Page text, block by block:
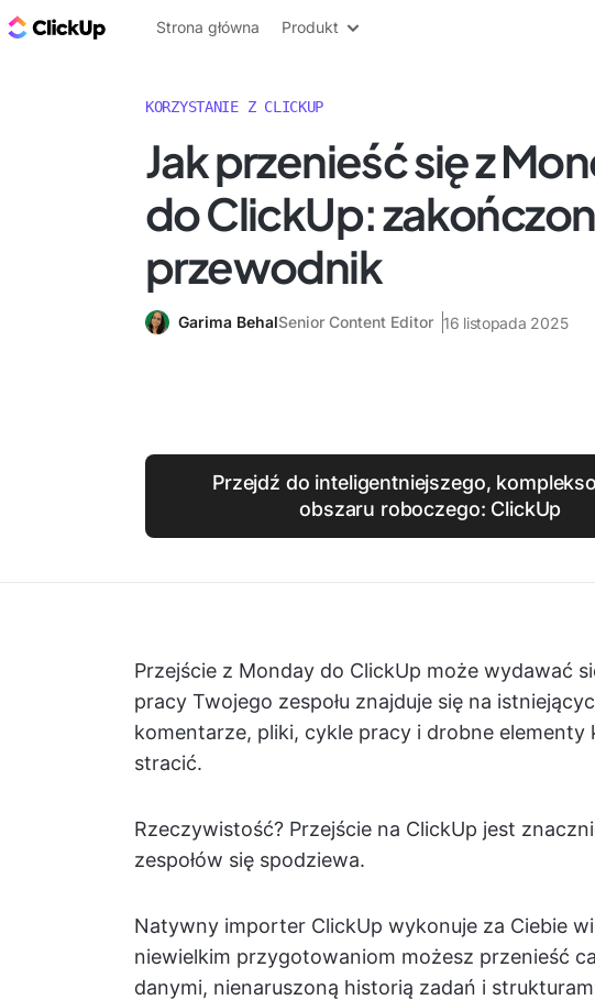
ClickUp Blog
Strona główna Produkt
KORZYSTANIE Z CLICKUP
Jak przenieść się z
do ClickUp:
przewodnik
Garima BehalSenior Content Editor 16 listopada 2025
Przejdź do inteligentniejszego,
obszaru roboczego: ClickUp
Przejście z Monday do ClickUp może wydawać
pracy Twojego zespołu znajduje się na
komentarze, pliki, cykle pracy i drobne
stracić.
Rzeczywistość? Przejście na ClickUp jest
zespołów się spodziewa.
Natywny importer ClickUp wykonuje za Ciebie
niewielkim przygotowaniom możesz przenieść
danymi, nienaruszoną historią zadań i